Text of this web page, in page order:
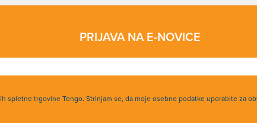
PRIJAVA NA E-NOVICE
spletne trgovine Tengo. Strinjam se, da moje osebne podatke uporabite za